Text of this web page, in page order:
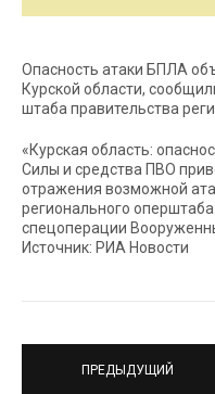
Опасность атаки БПЛА
Курской области,
штаба правительства
«Курская область:
Силы и средства ПВО
отражения возможной
регионального
спецоперации
Источник: РИА Новости
ПРЕДЫДУЩИЙ